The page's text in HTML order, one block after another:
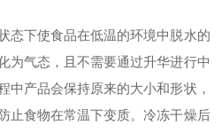
下使食品在低温的环境中脱水的
为气态，且不需要通过升华进行中
中产品会保持原来的大小和形状，
止食物在常温下变质。冷冻干燥后